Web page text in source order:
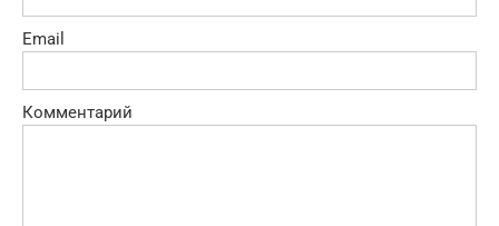
Email
Комментарий